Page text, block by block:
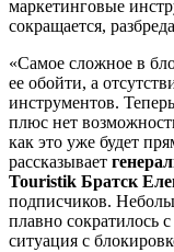
маркетинговые
сокращается,
«Самое сложное в
ее обойти, а
инструментов.
плюс нет
как это уже будет
рассказывает
Touristik Братск
подписчиков.
плавно сократилось
ситуация с